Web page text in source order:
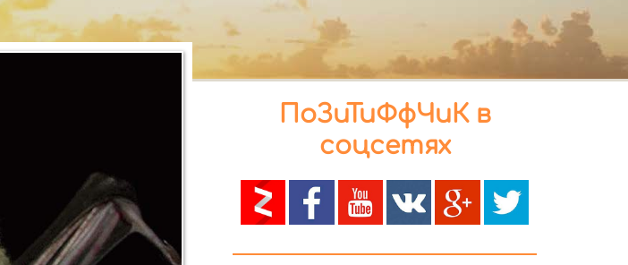
ПоЗиТиФфЧиК в
соцсетях